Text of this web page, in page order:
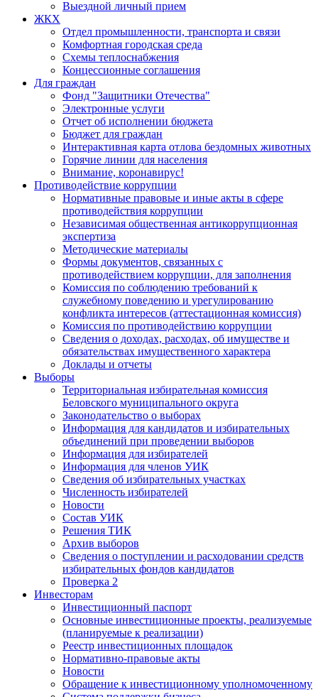
Выездной личный прием
ЖКХ
Отдел промышленности, транспорта и связи
Комфортная городская среда
Схемы теплоснабжения
Концессионные соглашения
Для граждан
Фонд "Защитники Отечества"
Электронные услуги
Отчет об исполнении бюджета
Бюджет для граждан
Интерактивная карта отлова бездомных животных
Горячие линии для населения
Внимание, коронавирус!
Противодействие коррупции
Нормативные правовые и иные акты в сфере
противодействия коррупции
Независимая общественная антикоррупционная
экспертиза
Методические материалы
Формы документов, связанных с
противодействием коррупции, для заполнения
Комиссия по соблюдению требований к
служебному поведению и урегулированию
конфликта интересов (аттестационная комиссия)
Комиссия по противодействию коррупции
Сведения о доходах, расходах, об имуществе и
обязательствах имущественного характера
Доклады и отчеты
Выборы
Территориальная избирательная комиссия
Беловского муниципального округа
Законодательство о выборах
Информация для кандидатов и избирательных
объединений при проведении выборов
Информация для избирателей
Информация для членов УИК
Сведения об избирательных участках
Численность избирателей
Новости
Состав УИК
Решения ТИК
Архив выборов
Сведения о поступлении и расходовании средств
избирательных фондов кандидатов
Проверка 2
Инвесторам
Инвестиционный паспорт
Основные инвестиционные проекты, реализуемые
(планируемые к реализации)
Реестр инвестиционных площадок
Нормативно-правовые акты
Новости
Обращение к инвестиционному уполномоченному